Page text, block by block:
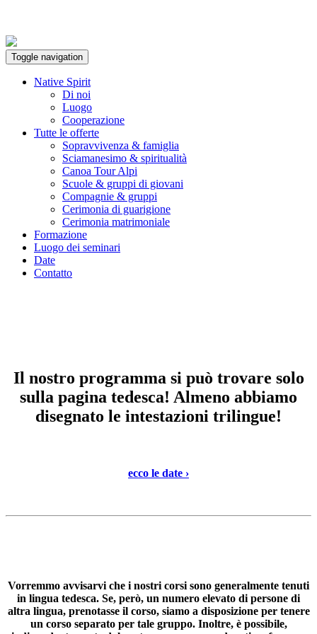
Toggle navigation
Native Spirit
Di noi
Luogo
Cooperazione
Tutte le offerte
Sopravvivenza & famiglia
Sciamanesimo & spiritualità
Canoa Tour Alpi
Scuole & gruppi di giovani
Compagnie & gruppi
Cerimonia di guarigione
Cerimonia matrimoniale
Formazione
Luogo dei seminari
Date
Contatto
Il nostro programma si può trovare solo
sulla pagina tedesca! Almeno abbiamo
disegnato le intestazioni trilingue!
ecco le date ›
Vorremmo avvisarvi che i nostri corsi sono generalmente tenuti
in lingua tedesca. Se, però, un numero elevato di persone di
altra lingua, prenotasse il corso, siamo a disposizione per tenere
un corso separato per tale gruppo. Inoltre, è possibile,